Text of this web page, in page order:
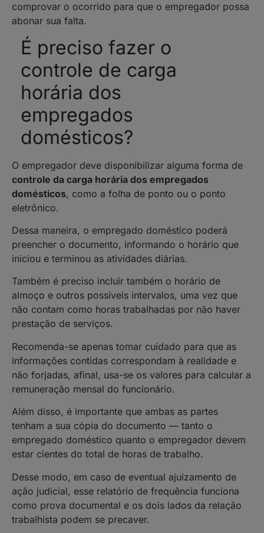
comprovar o ocorrido para que o empregador possa
abonar sua falta.
É preciso fazer o
controle de carga
horária dos
empregados
domésticos?
O empregador deve disponibilizar alguma forma de
controle da carga horária dos empregados
domésticos, como a folha de ponto ou o ponto
eletrônico.
Dessa maneira, o empregado doméstico poderá
preencher o documento, informando o horário que
iniciou e terminou as atividades diárias.
Também é preciso incluir também o horário de
almoço e outros possíveis intervalos, uma vez que
não contam como horas trabalhadas por não haver
prestação de serviços.
Recomenda-se apenas tomar cuidado para que as
informações contidas correspondam à realidade e
não forjadas, afinal, usa-se os valores para calcular a
remuneração mensal do funcionário.
Além disso, é importante que ambas as partes
tenham a sua cópia do documento — tanto o
empregado doméstico quanto o empregador devem
estar cientes do total de horas de trabalho.
Desse modo, em caso de eventual ajuizamento de
ação judicial, esse relatório de frequência funciona
como prova documental e os dois lados da relação
trabalhista podem se precaver.